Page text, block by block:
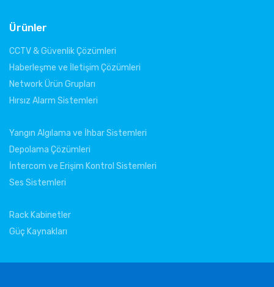
Ürünler
CCTV & Güvenlik Çözümleri
Haberleşme ve İletişim Çözümleri
Network Ürün Grupları
Hırsız Alarm Sistemleri
Yangın Algılama ve İhbar Sistemleri
Depolama Çözümleri
İntercom ve Erişim Kontrol Sistemleri
Ses Sistemleri
Rack Kabinetler
Güç Kaynakları